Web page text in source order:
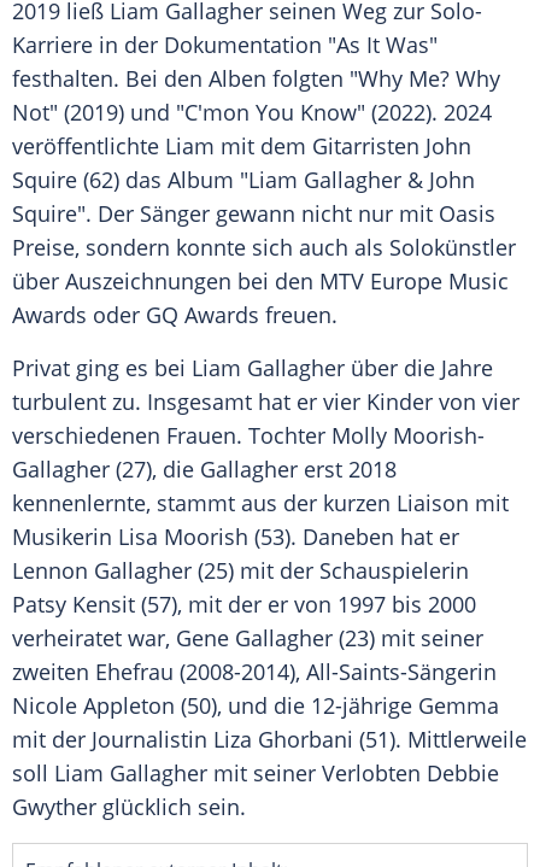
2019 ließ Liam Gallagher seinen Weg zur Solo-
Karriere in der Dokumentation "As It Was"
festhalten. Bei den Alben folgten "Why Me? Why
Not" (2019) und "C'mon You Know" (2022). 2024
veröffentlichte Liam mit dem Gitarristen John
Squire (62) das Album "Liam Gallagher & John
Squire". Der Sänger gewann nicht nur mit Oasis
Preise, sondern konnte sich auch als Solokünstler
über Auszeichnungen bei den MTV Europe Music
Awards oder GQ Awards freuen.
Privat ging es bei Liam Gallagher über die Jahre
turbulent zu. Insgesamt hat er vier Kinder von vier
verschiedenen Frauen. Tochter Molly Moorish-
Gallagher (27), die Gallagher erst 2018
kennenlernte, stammt aus der kurzen Liaison mit
Musikerin Lisa Moorish (53). Daneben hat er
Lennon Gallagher (25) mit der Schauspielerin
Patsy Kensit (57), mit der er von 1997 bis 2000
verheiratet war, Gene Gallagher (23) mit seiner
zweiten Ehefrau (2008-2014), All-Saints-Sängerin
Nicole Appleton (50), und die 12-jährige Gemma
mit der Journalistin Liza Ghorbani (51). Mittlerweile
soll Liam Gallagher mit seiner Verlobten Debbie
Gwyther glücklich sein.